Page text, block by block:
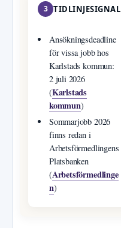
3 TIDLINJESIGNAL
Ansökningsdeadline
för vissa jobb hos
Karlstads kommun:
2 juli 2026
(Karlstads
kommun)
Sommarjobb 2026
finns redan i
Arbetsförmedlingens
Platsbanken
(Arbetsförmedlinge
n)